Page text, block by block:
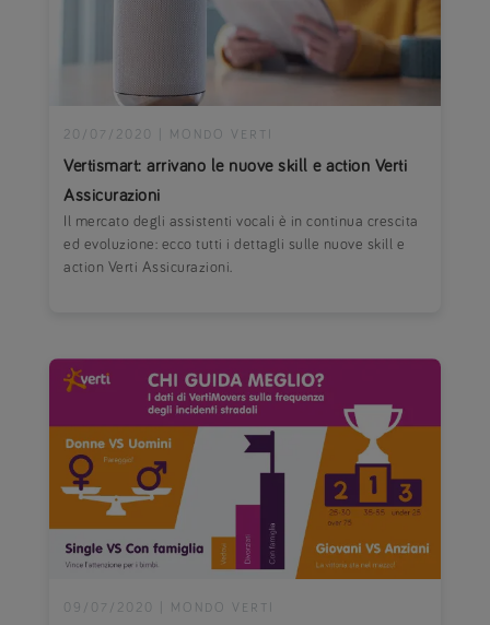
Vertismart: arrivano le nuove skill e action Verti
Assicurazioni
20/07/2020 MONDO VERTI
Il mercato degli assistenti vocali è in continua crescita
ed evoluzione: ecco tutti i dettagli sulle nuove skill e
action Verti Assicurazioni.
09/07/2020 MONDO VERTI